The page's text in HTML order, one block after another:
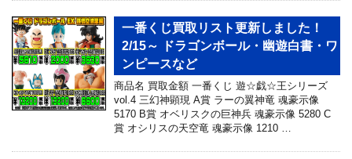
一番くじ買取リスト更新しました！
2/15～ ドラゴンボール・幽遊白書・ワ
ンピースなど
商品名 買取金額 一番くじ 遊☆戯☆王シリーズ
vol.4 三幻神顕現 A賞 ラーの翼神竜 魂豪示像
5170 B賞 オベリスクの巨神兵 魂豪示像 5280 C
賞 オシリスの天空竜 魂豪示像 1210 …